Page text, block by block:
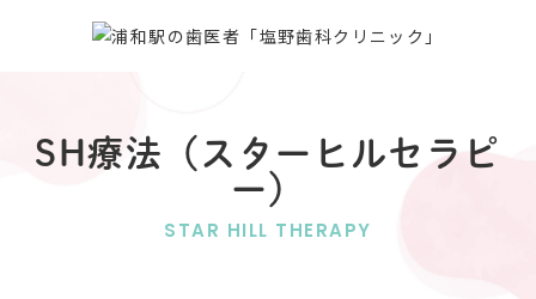
SH療法（スターヒルセラピ
ー）
STAR HILL THERAPY